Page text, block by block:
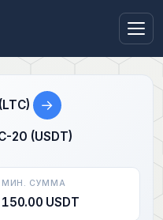
→
20 (USDT)
МИН. СУММА
150.00 USDT